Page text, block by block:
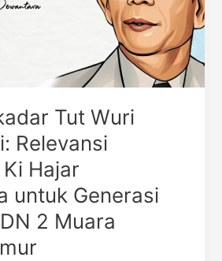
Tut Wuri
Relevansi
Hajar
untuk Generasi
2 Muara